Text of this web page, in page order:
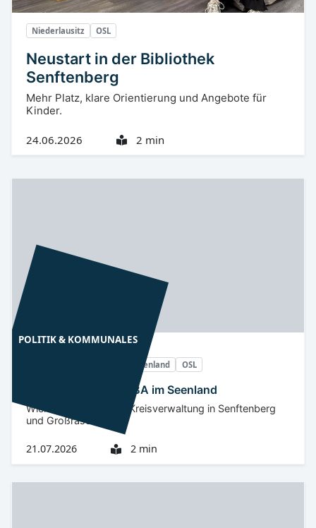
Niederlausitz OSL
Neustart in der Bibliothek
Senftenberg
Mehr Platz, klare Orientierung und Angebote für
Kinder.
24.06.2026 2 min
POLITIK & KOMMUNALES
Lausitzer Seenland OSL
Minister besuchen IBA im Seenland
Wichtige Termine der Kreisverwaltung in Senftenberg
und Großräschen
21.07.2026 2 min